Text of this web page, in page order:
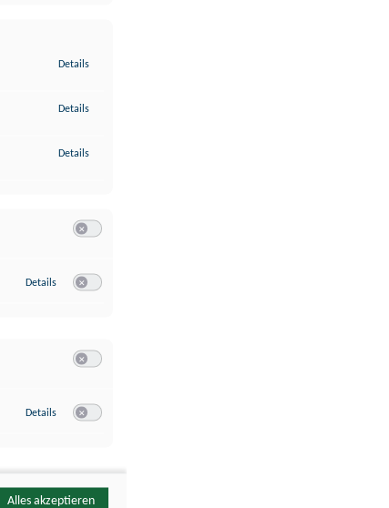
Details
Details
Details
Details zu Google Analytics
Details zu YouTube
Alles akzeptieren